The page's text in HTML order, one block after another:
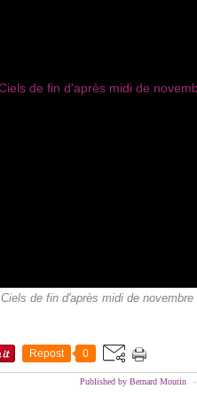
Ciels de fin d'après midi de novembre
Repost 0
Published by Bernard Moutin -